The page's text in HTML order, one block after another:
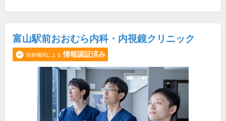
富山駅前おおむら内科・内視鏡クリニック
医療機関による 情報認証済み